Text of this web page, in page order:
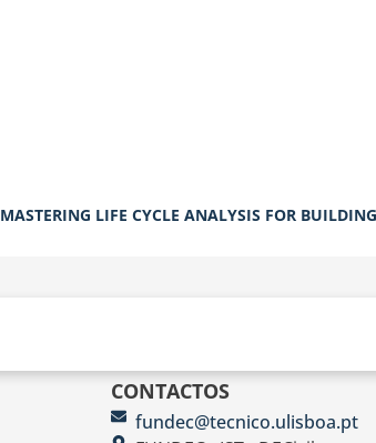
MASTERING LIFE CYCLE ANALYSIS FOR
CONTACTOS
fundec@tecnico.ulisboa.pt